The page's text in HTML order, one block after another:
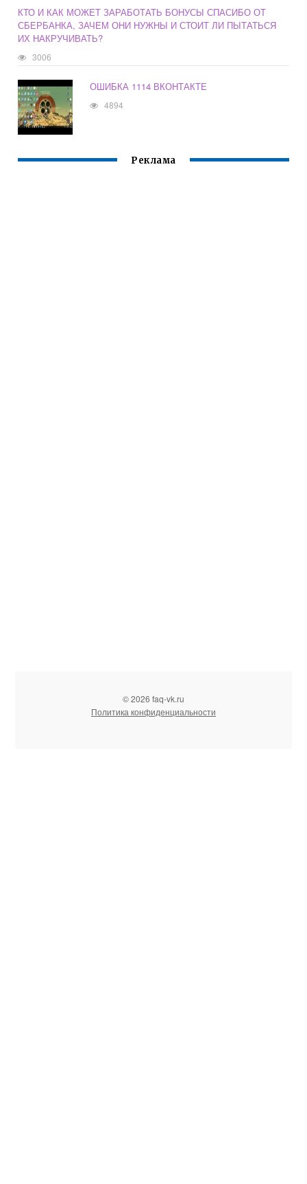
КТО И КАК МОЖЕТ ЗАРАБОТАТЬ БОНУСЫ СПАСИБО ОТ
СБЕРБАНКА, ЗАЧЕМ ОНИ НУЖНЫ И СТОИТ ЛИ ПЫТАТЬСЯ
ИХ НАКРУЧИВАТЬ?
3006
ОШИБКА 1114 ВКОНТАКТЕ
4894
Реклама
© 2026 faq-vk.ru
Политика конфиденциальности